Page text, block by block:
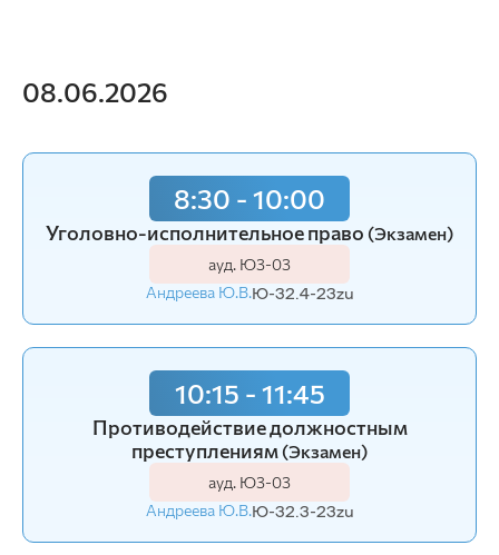
08.06.2026
8:30 - 10:00
Уголовно-исполнительное право (Экзамен)
ауд. Ю3-03
Андреева Ю.В.Ю-32.4-23zu
10:15 - 11:45
Противодействие должностным
преступлениям(Экзамен)
ауд. Ю3-03
Андреева Ю.В.Ю-32.3-23zu